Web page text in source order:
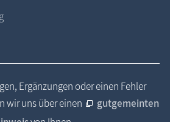
Ergänzungen oder einen Fehler
wir uns über einen
gutgemeinten